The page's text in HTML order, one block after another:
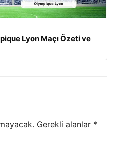
Lyon Maçı Özeti ve
Gerekli alanlar *